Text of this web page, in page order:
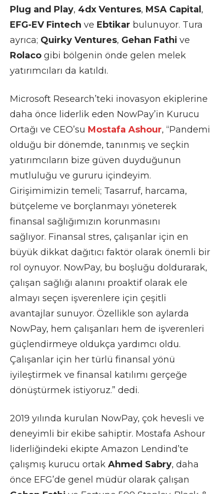
Plug and Play, 4dx Ventures, MSA Capital ,
EFG-EV Fintech ve Ebtikar bulunuyor. Tura
ayrıca; Quirky Ventures, Gehan Fathi ve
Rolaco gibi bölgenin önde gelen melek
yatırımcıları da katıldı.
Microsoft Research’teki inovasyon ekiplerine
daha önce liderlik eden NowPay’in Kurucu
Ortağı ve CEO’su Mostafa Ashour, “Pandemi
olduğu bir dönemde, tanınmış ve seçkin
yatırımcıların bize güven duyduğunun
mutluluğu ve gururu içindeyim.
Girişimimizin temeli; Tasarruf, harcama,
bütçeleme ve borçlanmayı yöneterek
finansal sağlığımızın korunmasını
sağlıyor. Finansal stres, çalışanlar için en
büyük dikkat dağıtıcı faktör olarak önemli bir
rol oynuyor. NowPay, bu boşluğu doldurarak,
çalışan sağlığı alanını proaktif olarak ele
almayı seçen işverenlere için çeşitli
avantajlar sunuyor. Özellikle son aylarda
NowPay, hem çalışanları hem de işverenleri
güçlendirmeye oldukça yardımcı oldu.
Çalışanlar için her türlü finansal yönü
iyileştirmek ve finansal katılımı gerçeğe
dönüştürmek istiyoruz.” dedi.
2019 yılında kurulan NowPay, çok hevesli ve
deneyimli bir ekibe sahiptir. Mostafa Ashour
liderliğindeki ekipte Amazon Lendind’te
çalışmış kurucu ortak Ahmed Sabry, daha
önce EFG’de genel müdür olarak çalışan